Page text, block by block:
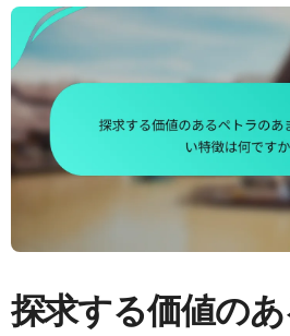
探求する価値の